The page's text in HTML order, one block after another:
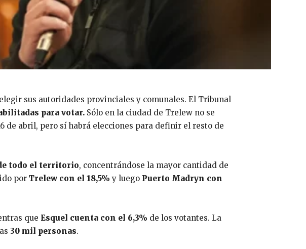
sus autoridades provinciales y comunales. El Tribunal
para votar. Sólo en la ciudad de Trelew no se
de abril, pero sí habrá elecciones para definir el resto de
todo el territorio, concentrándose la mayor cantidad de
por Trelew con el 18,5% y luego Puerto Madryn con
que Esquel cuenta con el 6,3% de los votantes. La
30 mil personas.